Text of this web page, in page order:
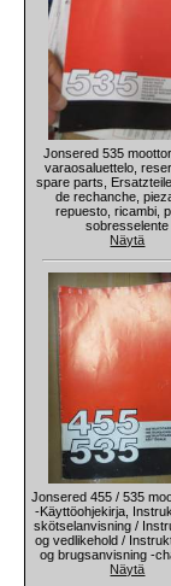
Jonsered 535
varaosaluettelo,
spare parts,
de rechanche,
repuesto, ricambi,
sobresselente
Näytä
Jonsered 455 / 535
-Käyttöohjekirja,
skötselanvisning /
og vedlikehold /
og brugsanvisning -
Näytä